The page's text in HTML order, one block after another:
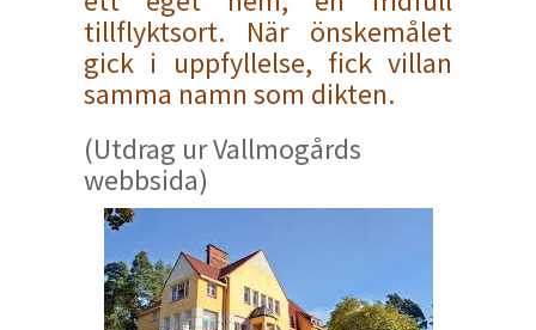
tillflyktsort. När önskemålet
gick i uppfyllelse, fick villan
samma namn som dikten.
(Utdrag ur Vallmogårds
webbsida)